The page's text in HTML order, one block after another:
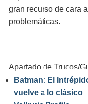
gran recurso de cara
problemáticas.
Apartado de Trucos/
Batman: El
vuelve a lo clásico